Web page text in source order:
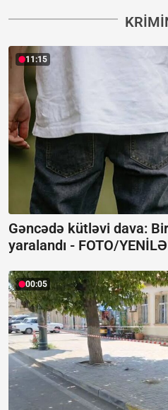
11:15
Gəncədə kütləvi dava:
yaralandı - FOTO/
00:05